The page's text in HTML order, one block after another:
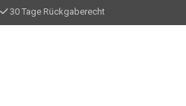
30 Tage Rückgaberecht